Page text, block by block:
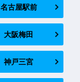
名古屋駅前
大阪梅田
神戸三宮